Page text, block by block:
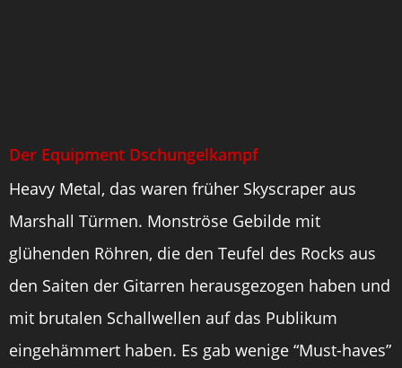
Der Equipment Dschungelkampf
Heavy Metal, das waren früher Skyscraper aus
Marshall Türmen. Monströse Gebilde mit
glühenden Röhren, die den Teufel des Rocks aus
den Saiten der Gitarren herausgezogen haben und
mit brutalen Schallwellen auf das Publikum
eingehämmert haben. Es gab wenige “Must-haves”